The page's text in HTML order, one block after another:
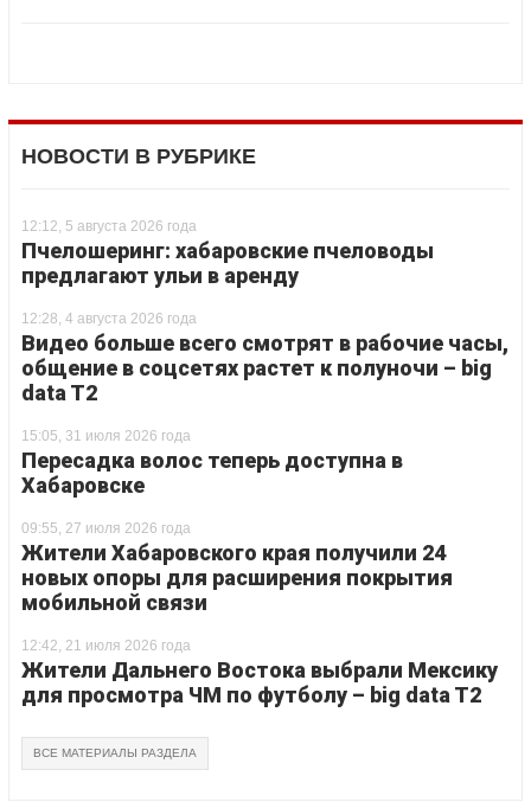
НОВОСТИ В РУБРИКЕ
12:12, 5 августа 2026 года
Пчелошеринг: хабаровские пчеловоды
предлагают ульи в аренду
12:28, 4 августа 2026 года
Видео больше всего смотрят в рабочие часы,
общение в соцсетях растет к полуночи – big
data T2
15:05, 31 июля 2026 года
Пересадка волос теперь доступна в
Хабаровске
09:55, 27 июля 2026 года
Жители Хабаровского края получили 24
новых опоры для расширения покрытия
мобильной связи
12:42, 21 июля 2026 года
Жители Дальнего Востока выбрали Мексику
для просмотра ЧМ по футболу – big data T2
ВСЕ МАТЕРИАЛЫ РАЗДЕЛА